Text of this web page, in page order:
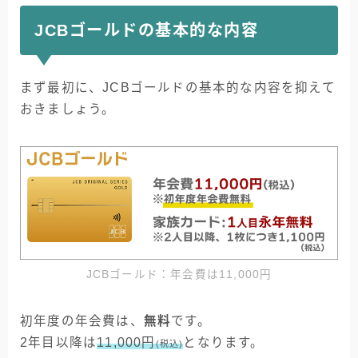
JCBゴールドの基本的な内容
まず最初に、JCBゴールドの基本的な内容を抑えて
おきましょう。
JCBゴールド：年会費は11,000円
初年度の年会費は、 無料です。
2年目以降は11,000円(税込) となります。